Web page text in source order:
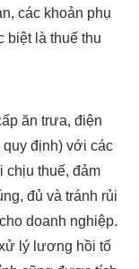
các khoản phụ
biệt là thuế thu
ăn trưa, điện
quy định) với các
chịu thuế, đảm
đủ và tránh rủi
doanh nghiệp.
lý lương hồi tố